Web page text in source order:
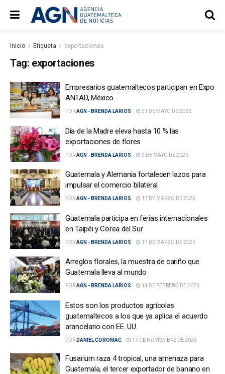
Inicio Etiqueta exportaciones
Tag: exportaciones
Empresarios guatemaltecos participan en Expo
ANTAD, México
PORAGN - BRENDA LARIOS 21 DE MAYO DE 2026
Día de la Madre eleva hasta 10 % las
exportaciones de flores
PORAGN - BRENDA LARIOS 9 DE MAYO DE 2026
Guatemala y Alemania fortalecen lazos para
impulsar el comercio bilateral
PORAGN - BRENDA LARIOS 17 DE MARZO DE 2026
Guatemala participa en ferias internacionales
en Taipéi y Corea del Sur
PORAGN - BRENDA LARIOS 17 DE MARZO DE 2026
Arreglos florales, la muestra de cariño que
Guatemala lleva al mundo
PORAGN - BRENDA LARIOS 14 DE FEBRERO DE 2026
Estos son los productos agrícolas
guatemaltecos a los que ya aplica el acuerdo
arancelario con EE. UU.
POR DANIEL COROMAC 17 DE NOVIEMBRE DE 2025
Fusarium raza 4 tropical, una amenaza para
Guatemala, el tercer exportador de banano en